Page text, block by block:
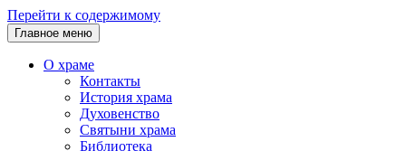
Перейти к содержимому
Главное меню
О храме
Контакты
История храма
Духовенство
Святыни храма
Библиотека